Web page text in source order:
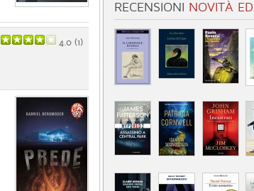
4.0 (1)
RECENSIONI NOVITÀ